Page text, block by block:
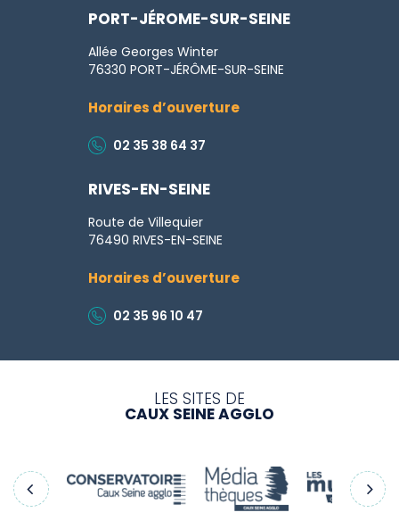
PORT-JÉROME-SUR-SEINE
Allée Georges Winter
76330 PORT-JÉRÔME-SUR-SEINE
Horaires d’ouverture
02 35 38 64 37
RIVES-EN-SEINE
Route de Villequier
76490 RIVES-EN-SEINE
Horaires d’ouverture
02 35 96 10 47
LES SITES DE
CAUX SEINE AGGLO
Précédent